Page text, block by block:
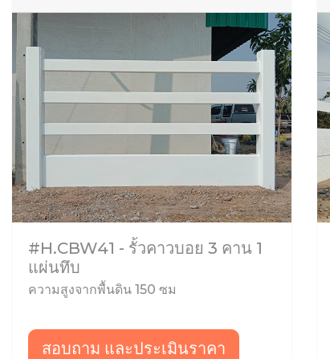
#H.CBW41 - รั้วคาวบอย 3 คาน 1
แผ่นทึบ
ความสูงจากพื้นดิน 150 ซม
สอบถาม และประเมินราคา